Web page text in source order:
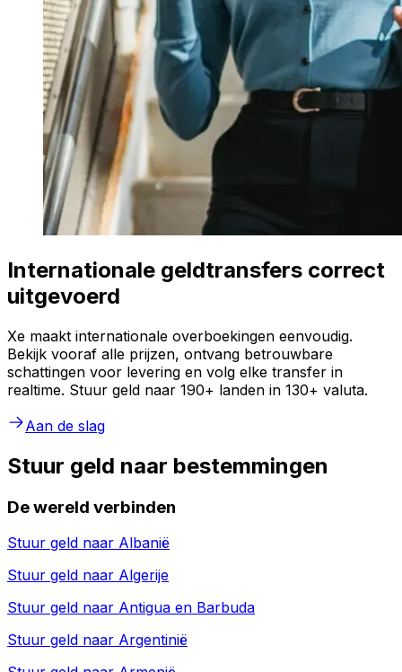
Internationale geldtransfers correct
uitgevoerd
Xe maakt internationale overboekingen eenvoudig.
Bekijk vooraf alle prijzen, ontvang betrouwbare
schattingen voor levering en volg elke transfer in
realtime. Stuur geld naar 190+ landen in 130+ valuta.
Aan de slag
Stuur geld naar bestemmingen
De wereld verbinden
Stuur geld naar Albanië
Stuur geld naar Algerije
Stuur geld naar Antigua en Barbuda
Stuur geld naar Argentinië